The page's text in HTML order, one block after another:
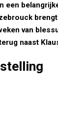
een
van
naast